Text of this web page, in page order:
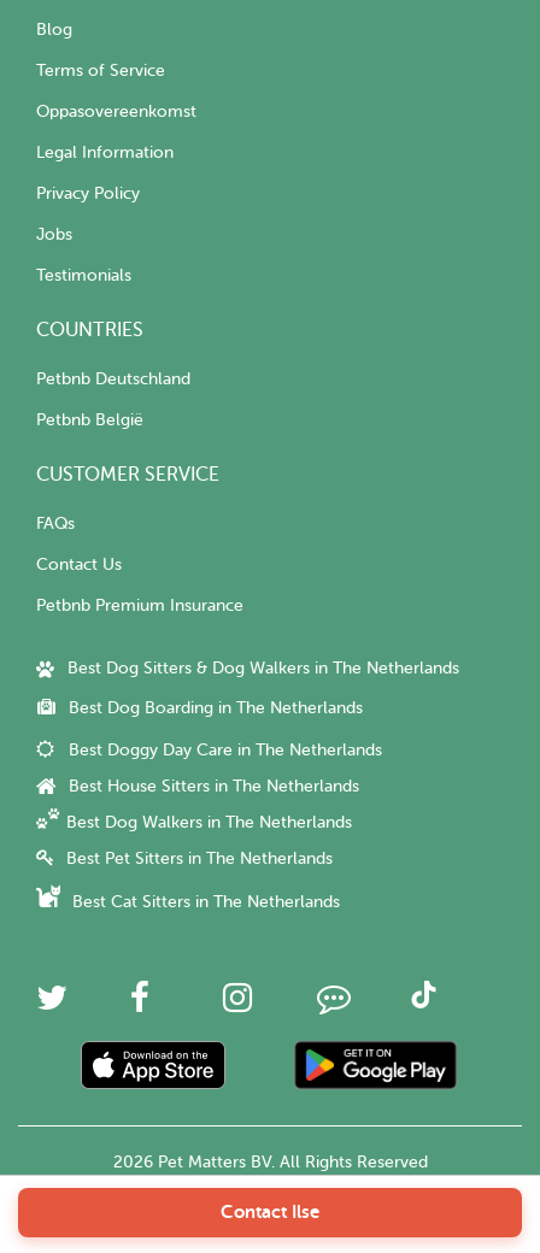
Contact Ilse
Blog
Terms of Service
Oppasovereenkomst
Legal Information
Privacy Policy
Jobs
Testimonials
COUNTRIES
Petbnb Deutschland
Petbnb België
CUSTOMER SERVICE
FAQs
Contact Us
Petbnb Premium Insurance
Best Dog Sitters & Dog Walkers in The Netherlands
Best Dog Boarding in The Netherlands
Best Doggy Day Care in The Netherlands
Best House Sitters in The Netherlands
Best Dog Walkers in The Netherlands
Best Pet Sitters in The Netherlands
Best Cat Sitters in The Netherlands
2026 Pet Matters BV. All Rights Reserved